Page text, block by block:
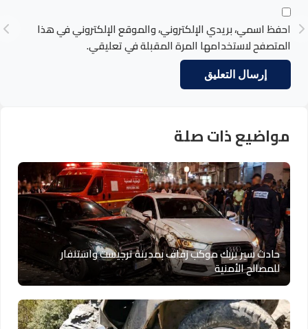
احفظ اسمي، بريدي الإلكتروني، والموقع الإلكتروني في هذا
المتصفح لاستخدامها المرة المقبلة في تعليقي.
مواضيع ذات صلة
حادث سير يربك موكب زفاف بمدينة ترجيست واستنفار
للمصالح الأمنية